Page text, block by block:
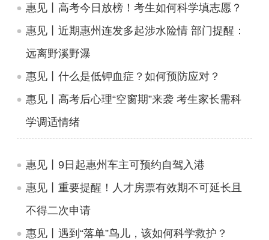
惠见丨高考今日放榜！考生如何科学填志愿？
惠见丨近期惠州连发多起涉水险情 部门提醒：
远离野溪野瀑
惠见丨什么是低钾血症？如何预防应对？
惠见丨高考后心理“空窗期”来袭 考生家长需科
学调适情绪
惠见丨9日起惠州车主可预约自驾入港
惠见丨重要提醒！人才房票有效期不可延长且
不得二次申请
惠见丨遇到“落单”鸟儿，该如何科学救护？